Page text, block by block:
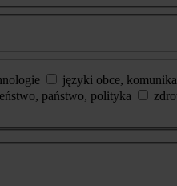
języki obce,
państwo, polityka